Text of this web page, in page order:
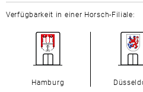
Verfügbarkeit in einer Horsch-Filiale:
Hamburg